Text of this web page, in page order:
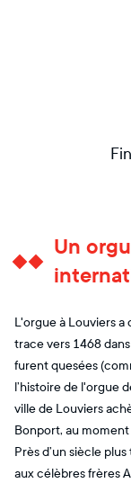
Un
L'orgue à Louviers a
trace vers 1468
furent quesées
l’histoire de l'orgue
ville de Louviers
Bonport, au
Près d’un siècle
aux célèbres frères